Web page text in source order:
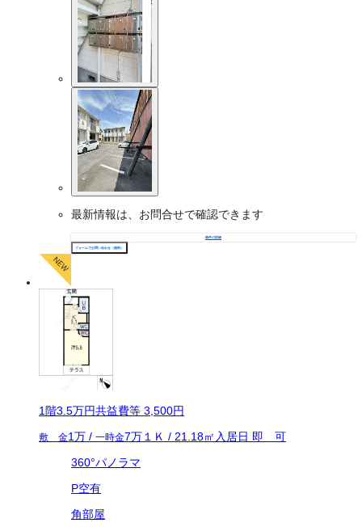
最新情報は、お問合せで確認できます
物件の詳細
フォームでお問い合わせ（無料）
1 階3.5万円共益費等 3,500円
敷 金1万 / 一時金7万１Ｋ / 21.18㎡ 入居日 即 可
360°パノラマ
P空有
角部屋